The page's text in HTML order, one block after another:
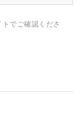
でご確認くださ